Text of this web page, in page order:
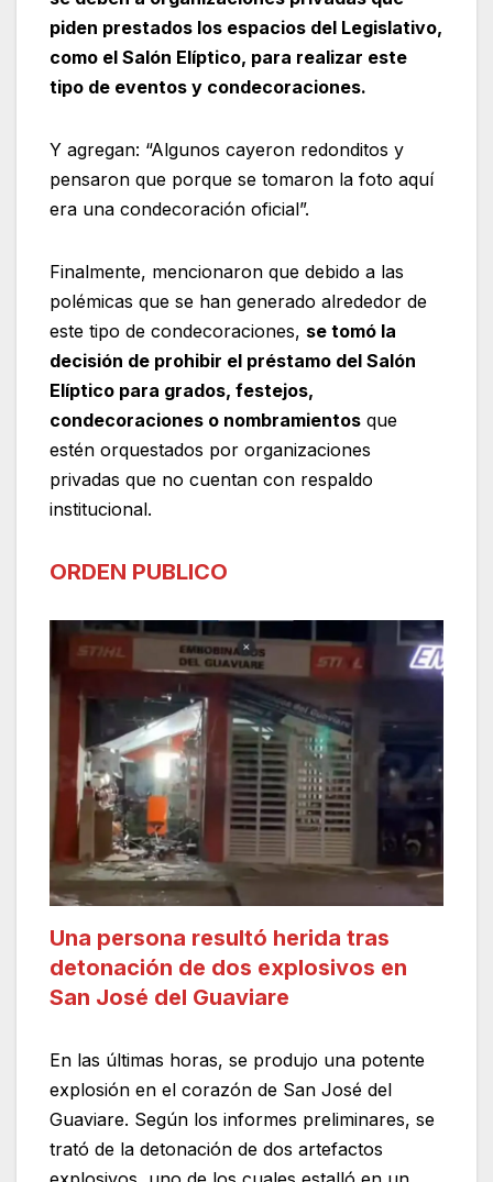
piden prestados los espacios del Legislativo,
como el Salón Elíptico, para realizar este
tipo de eventos y condecoraciones.
Y agregan: “Algunos cayeron redonditos y
pensaron que porque se tomaron la foto aquí
era una condecoración oficial”.
Finalmente, mencionaron que debido a las
polémicas que se han generado alrededor de
este tipo de condecoraciones, se tomó la
decisión de prohibir el préstamo del Salón
Elíptico para grados, festejos,
condecoraciones o nombramientos que
estén orquestados por organizaciones
privadas que no cuentan con respaldo
institucional.
ORDEN PUBLICO
Una persona resultó herida tras
detonación de dos explosivos en
San José del Guaviare
En las últimas horas, se produjo una potente
explosión en el corazón de San José del
Guaviare. Según los informes preliminares, se
trató de la detonación de dos artefactos